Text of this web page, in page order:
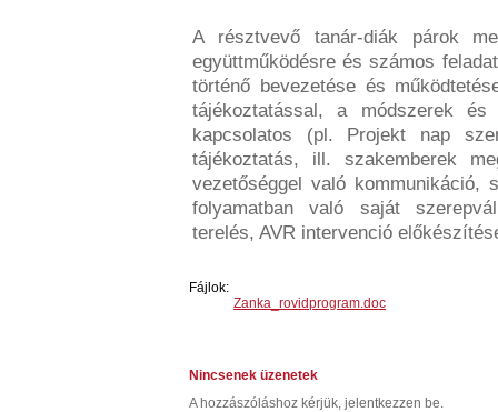
A résztvevő tanár-diák párok
együttműködésre és számos
történő bevezetése és
tájékoztatással, a módszerek és
kapcsolatos (pl. Projekt nap
tájékoztatás, ill. szakemberek
vezetőséggel való
folyamatban való saját
terelés, AVR intervenció
Fájlok:
Zanka_rovidprogram.doc
Nincsenek üzenetek
A hozzászóláshoz kérjük, jelentkezzen be.